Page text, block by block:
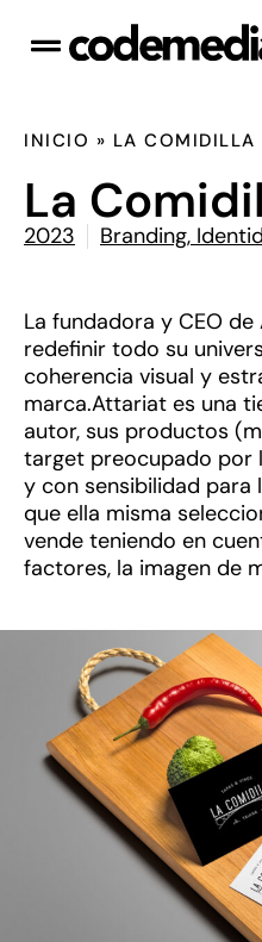
INICIO » LA COMIDILLA
La
2023 Branding,
La fundadora y CEO
redefinir todo su
coherencia visual y
marca.Attariat es una
autor, sus productos
target preocupado por
y con sensibilidad para
que ella misma
vende teniendo en
factores, la imagen de